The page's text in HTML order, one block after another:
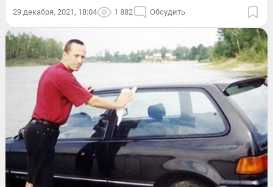
29 декабря, 2021, 18:04 1 882 Обсудить